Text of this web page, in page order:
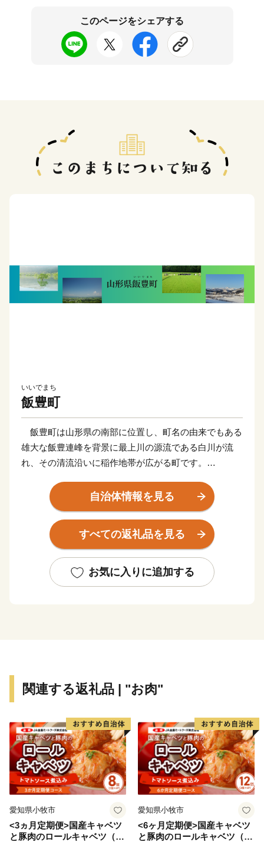
このページをシェアする
いいでまち
飯豊町
飯豊町は山形県の南部に位置し、町名の由来でもある
雄大な飯豊連峰を背景に最上川の源流である白川が流
れ、その清流沿いに稲作地帯が広がる町です。
家イザベラ・バードは「東洋のアルカディア（理想
郷）」と表現し、屋敷林と散居集落が織りなす、農村の
原風景が広がっています。
豊かな自然あふれる環境で育まれた農産品、自然の恵
自治体情報を見る
すべての返礼品を見る
お気に入りに追加する
関連する返礼品 | "お肉"
愛知県小牧市
<3ヵ月定期便>国産キャベツ
と豚肉のロールキャベツ（4P
愛知県小牧市
<6ヶ月定期便>国産キャベツ
と豚肉のロールキャベツ（6P